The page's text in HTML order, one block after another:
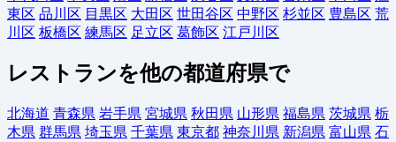
東区 品川区 目黒区 大田区 世田谷区 中野区 杉並区 豊島区 荒
川区 板橋区 練馬区 足立区 葛飾区 江戸川区
レストランを他の都道府県で
北海道 青森県 岩手県 宮城県 秋田県 山形県 福島県 茨城県 栃
木県 群馬県 埼玉県 千葉県 東京都 神奈川県 新潟県 富山県 石